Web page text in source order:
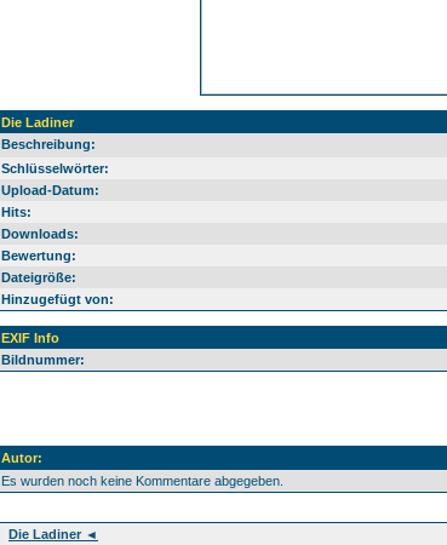
Die Ladiner
Beschreibung:
Schlüsselwörter:
Upload-Datum:
Hits:
Downloads:
Bewertung:
Dateigröße:
Hinzugefügt von:
EXIF Info
Bildnummer:
Autor:
Es wurden noch keine Kommentare abgegeben.
Die Ladiner ◄